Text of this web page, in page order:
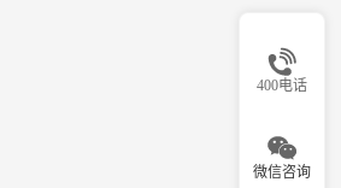
400电话
微信咨询